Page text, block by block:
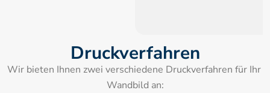
Druckverfahren
Wir bieten Ihnen zwei verschiedene Druckverfahren für Ihr
Wandbild an: